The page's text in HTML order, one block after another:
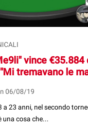
vince €35.884
tremavano le
06/08/19
a 23 anni, nel secondo
una cosa che...